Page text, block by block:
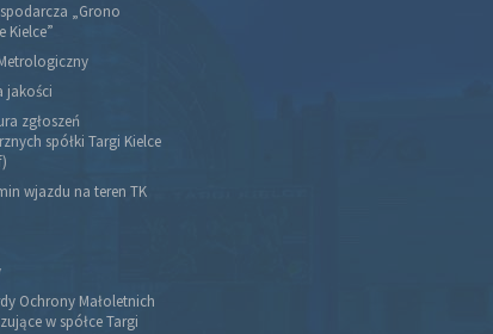
„Grono
Kielce”
jakości
zgłoszeń
spółki Targi Kielce
wjazdu na teren TK
Ochrony Małoletnich
w spółce Targi